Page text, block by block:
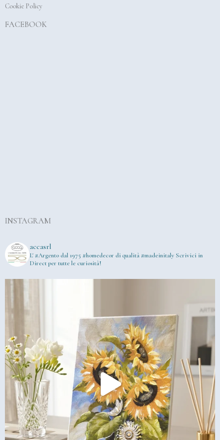
Cookie Policy
FACEBOOK
INSTAGRAM
accasrl
L' #Argento dal 1975 #homedecor di qualità #madeinitaly Scrivici in
Direct per tutte le curiosità!